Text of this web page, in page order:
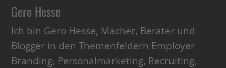
Gero Hesse
Ich bin Gero Hesse, Macher, Berater und
Blogger in den Themenfeldern Employer
Branding, Personalmarketing, Recruiting,